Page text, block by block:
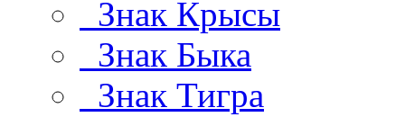
Знак Крысы
Знак Быка
Знак Тигра